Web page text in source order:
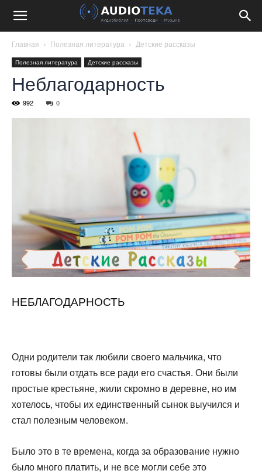
Главная Полезная литература Детские рассказы
Полезная литература Детские рассказы
Неблагодарность
992 0
НЕБЛАГОДАРНОСТЬ
Одни родители так любили своего мальчика, что
готовы были отдать все ради его счастья. Они были
простые крестьяне, жили скромно в деревне, но им
хотелось, чтобы их един­ственный сынок выучился и
стал полезным человеком.
Было это в те времена, когда за образование нужно
было много платить, и не все могли себе это